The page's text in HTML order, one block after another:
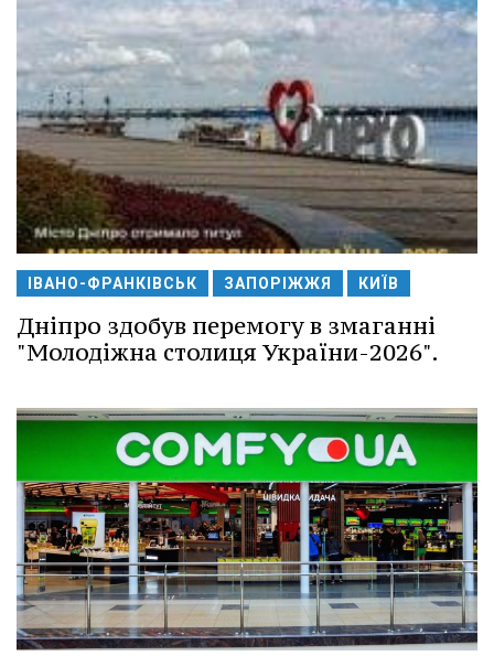
ІВАНО-ФРАНКІВСЬК ЗАПОРІЖЖЯ КИЇВ
Дніпро здобув перемогу в змаганні
"Молодіжна столиця України-2026".